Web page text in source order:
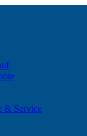
& Service